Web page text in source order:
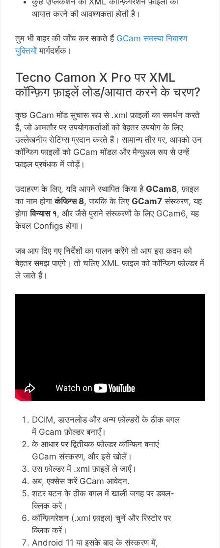
आयात करने की आवश्यकता होती है।
तुम भी बाहर की जाँच कर सकते हैं GCam समस्या निवारण
युक्तियों मार्गदर्शक।
Tecno Camon X Pro पर XML
कॉन्फ़िग फ़ाइलें लोड/आयात करने के चरण?
कुछ GCam मॉड सुचारू रूप से .xml फ़ाइलों का समर्थन करते
हैं, जो आमतौर पर उपयोगकर्ताओं को बेहतर उपयोग के लिए
उल्लेखनीय सेटिंग्स प्रदान करते हैं। सामान्य तौर पर, आपको उन
कॉन्फिग फाइलों को GCam मॉडल और मैन्युअल रूप से उन्हें
फ़ाइल प्रबंधक में जोड़ें।
उदाहरण के लिए, यदि आपने स्थापित किया है GCam8, फ़ाइल
का नाम होगाकंफिग्स 8, जबकि के लिए GCam7 संस्करण, यह
होगाविन्यास १, और जैसे पुराने संस्करणों के लिए GCam6, यह
केवल Configs होगा।
जब आप दिए गए निर्देशों का पालन करेंगे तो आप इस कदम को
बेहतर समझ पाएंगे। तो चलिए XML फाइल को कॉन्फिग फोल्डर में
ले जाते हैं।
DCIM, डाउनलोड और अन्य फ़ोल्डरों के ठीक बगल
में Gcam फ़ोल्डर बनाएँ।
के आधार पर द्वितीयक फोल्डर कॉन्फिग बनाएं
GCam संस्करण, और इसे खोलें।
उस फ़ोल्डर में .xml फ़ाइलें ले जाएँ।
अब, एक्सेस करें GCam आवेदन.
शटर बटन के ठीक बगल में खाली जगह पर डबल-
क्लिक करें।
कॉन्फ़िगरेशन (.xml फ़ाइल) चुनें और रिस्टोर पर
क्लिक करें।
Android 11 या इसके बाद के संस्करण में,